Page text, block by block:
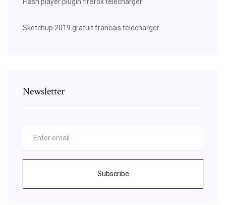
Sketchup 2019 gratuit francais telecharger
Newsletter
Subscribe